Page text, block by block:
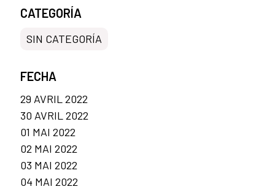
CATEGORÍA
SIN CATEGORÍA
FECHA
29 AVRIL 2022
30 AVRIL 2022
01 MAI 2022
02 MAI 2022
03 MAI 2022
04 MAI 2022